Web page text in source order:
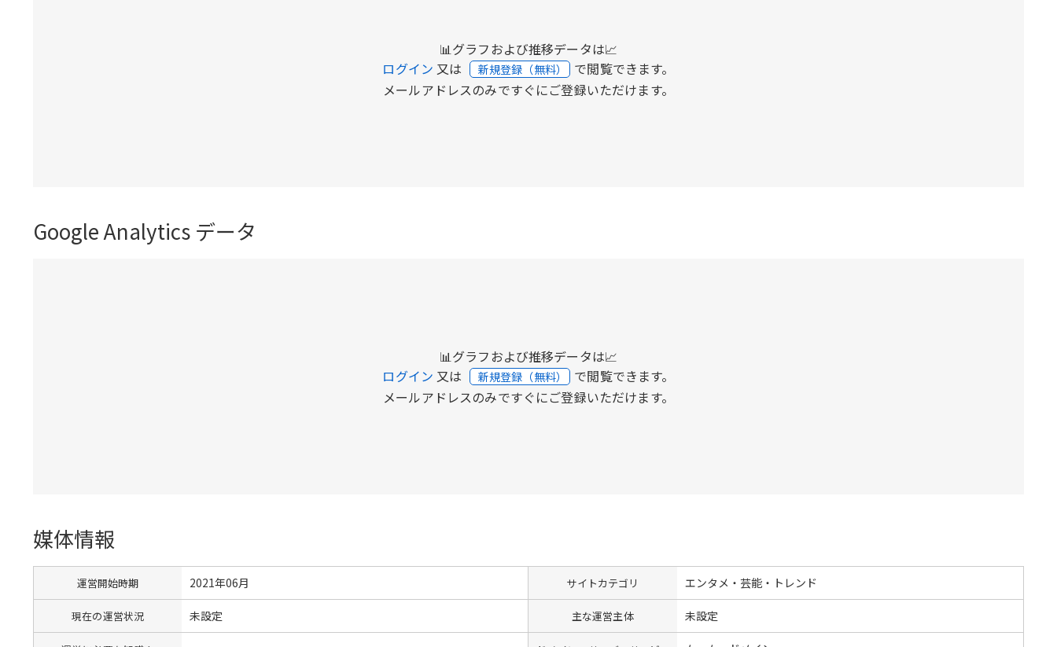
📊グラフおよび推移データは📈
ログイン 又は 新規登録（無料） で閲覧できます。
メールアドレスのみですぐにご登録いただけます。
Google Analytics データ
📊グラフおよび推移データは📈
ログイン 又は 新規登録（無料） で閲覧できます。
メールアドレスのみですぐにご登録いただけます。
媒体情報
運営開始時期 2021年06月 サイトカテゴリ エンタメ・芸能・トレンド
現在の運営状況 未設定 主な運営主体 未設定